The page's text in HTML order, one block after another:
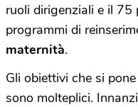
ruoli dirigenziali e il 75
programmi di
maternità.
Gli obiettivi che si
sono molteplici.